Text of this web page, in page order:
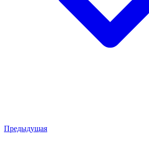
Предыдущая